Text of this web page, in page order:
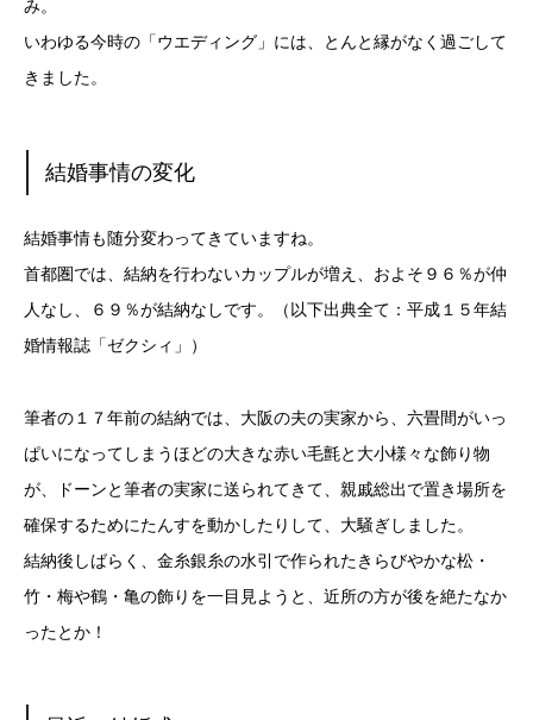
み。
いわゆる今時の「ウエディング」には、とんと縁がなく過ごして
きました。
結婚事情の変化
結婚事情も随分変わってきていますね。
首都圏では、結納を行わないカップルが増え、およそ９６％が仲
人なし、６９％が結納なしです。（以下出典全て：平成１５年結
婚情報誌「ゼクシィ」）
筆者の１７年前の結納では、大阪の夫の実家から、六畳間がいっ
ぱいになってしまうほどの大きな赤い毛氈と大小様々な飾り物
が、ドーンと筆者の実家に送られてきて、親戚総出で置き場所を
確保するためにたんすを動かしたりして、大騒ぎしました。
結納後しばらく、金糸銀糸の水引で作られたきらびやかな松・
竹・梅や鶴・亀の飾りを一目見ようと、近所の方が後を絶たなか
ったとか！